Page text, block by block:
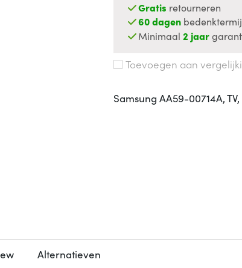
Gratis retourneren
60 dagen
Minimaal2 jaar
Toevoegen aan
Samsung AA59-00714A,
Alternatieven